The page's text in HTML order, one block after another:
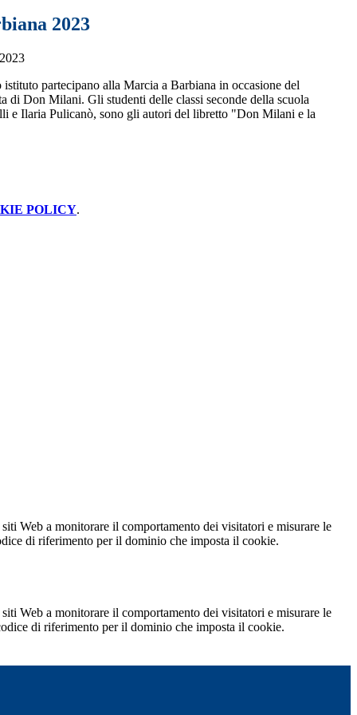
2023
partecipano alla Marcia a Barbiana in occasione del
di Don Milani. Gli studenti delle classi seconde della scuola
e Ilaria Pulicanò, sono gli autori del libretto "Don Milani e la
POLICY.
Web a monitorare il comportamento dei visitatori e misurare le
di riferimento per il dominio che imposta il cookie.
Web a monitorare il comportamento dei visitatori e misurare le
di riferimento per il dominio che imposta il cookie.